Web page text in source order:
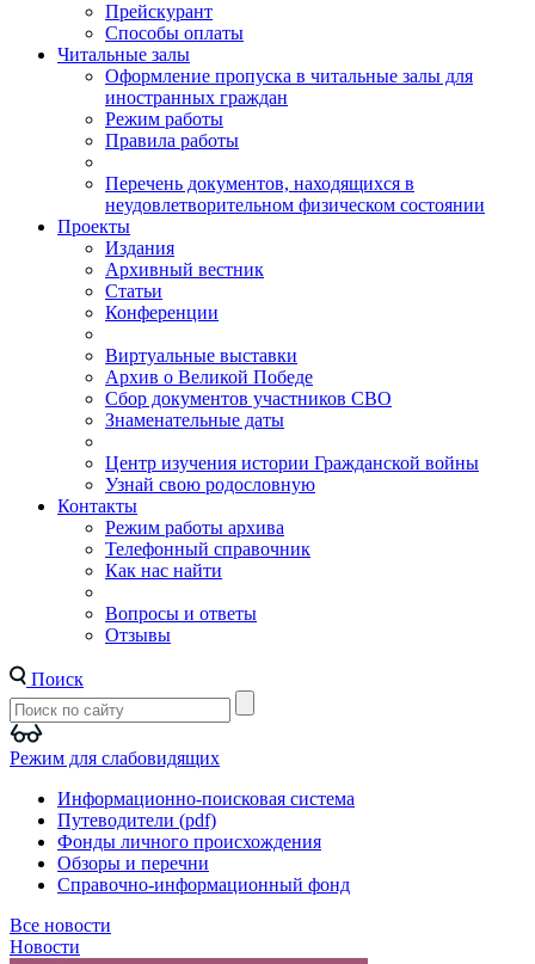
Прейскурант
Способы оплаты
Читальные залы
Оформление пропуска в читальные залы для
иностранных граждан
Режим работы
Правила работы
Перечень документов, находящихся в
неудовлетворительном физическом состоянии
Проекты
Издания
Архивный вестник
Статьи
Конференции
Виртуальные выставки
Архив о Великой Победе
Сбор документов участников СВО
Знаменательные даты
Центр изучения истории Гражданской войны
Узнай свою родословную
Контакты
Режим работы архива
Телефонный справочник
Как нас найти
Вопросы и ответы
Отзывы
Поиск
Режим для слабовидящих
Информационно-поисковая система
Путеводители (pdf)
Фонды личного происхождения
Обзоры и перечни
Справочно-информационный фонд
Все новости
Новости